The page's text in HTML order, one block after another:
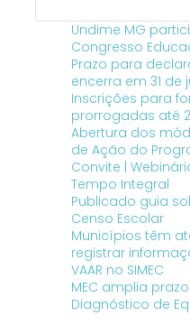
Undime MG
Congresso
Prazo para
encerra em 31 de
Inscrições para
prorrogadas até
Abertura dos
de Ação do
Convite |
Tempo Integral
Publicado guia
Censo Escolar
Municípios têm
registrar
VAAR no SIMEC
MEC amplia
Diagnóstico de